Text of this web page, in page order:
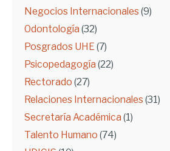
Negocios Internacionales (9)
Odontología (32)
Posgrados UHE(7)
Psicopedagogía (22)
Rectorado (27)
Relaciones Internacionales (31)
Secretaría Académica (1)
Talento Humano (74)